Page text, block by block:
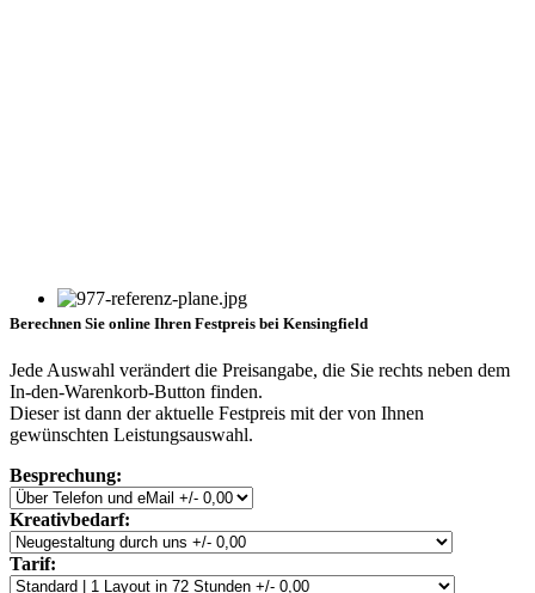
Berechnen Sie online Ihren Festpreis bei Kensingfield
Jede Auswahl verändert die Preisangabe, die Sie rechts neben dem
In-den-Warenkorb-Button finden.
Dieser ist dann der aktuelle Festpreis mit der von Ihnen
gewünschten Leistungsauswahl.
Besprechung:
Kreativbedarf:
Tarif: